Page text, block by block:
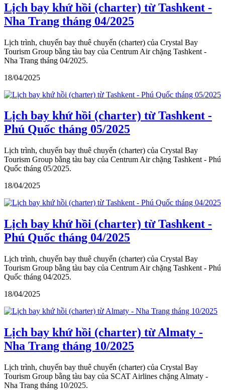
Lịch bay khứ hồi (charter) từ Tashkent -
Nha Trang tháng 04/2025
Lịch trình, chuyến bay thuê chuyến (charter) của Crystal Bay
Tourism Group bằng tàu bay của Centrum Air chặng Tashkent -
Nha Trang tháng 04/2025.
18/04/2025
Lịch bay khứ hồi (charter) từ Tashkent -
Phú Quốc tháng 05/2025
Lịch trình, chuyến bay thuê chuyến (charter) của Crystal Bay
Tourism Group bằng tàu bay của Centrum Air chặng Tashkent - Phú
Quốc tháng 05/2025.
18/04/2025
Lịch bay khứ hồi (charter) từ Tashkent -
Phú Quốc tháng 04/2025
Lịch trình, chuyến bay thuê chuyến (charter) của Crystal Bay
Tourism Group bằng tàu bay của Centrum Air chặng Tashkent - Phú
Quốc tháng 04/2025.
18/04/2025
Lịch bay khứ hồi (charter) từ Almaty -
Nha Trang tháng 10/2025
Lịch trình, chuyến bay thuê chuyến (charter) của Crystal Bay
Tourism Group bằng tàu bay của SCAT Airlines chặng Almaty -
Nha Trang tháng 10/2025.